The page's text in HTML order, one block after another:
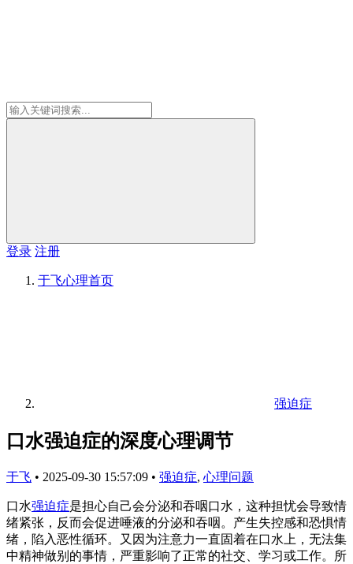
登录 注册
于飞心理首页
强迫症
口水强迫症的深度心理调节
于飞 • 2025-09-30 15:57:09 • 强迫症, 心理问题
口水强迫症是担心自己会分泌和吞咽口水，这种担忧会导致情
绪紧张，反而会促进唾液的分泌和吞咽。产生失控感和恐惧情
绪，陷入恶性循环。又因为注意力一直固着在口水上，无法集
中精神做别的事情，严重影响了正常的社交、学习或工作。所